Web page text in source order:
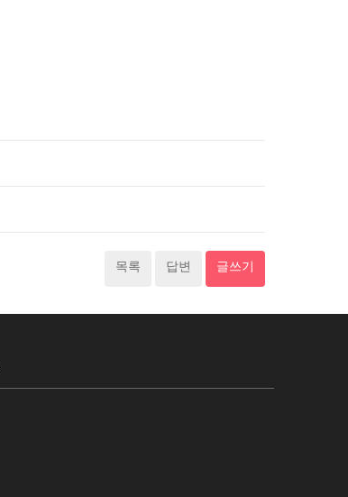
목록 답변 글쓰기